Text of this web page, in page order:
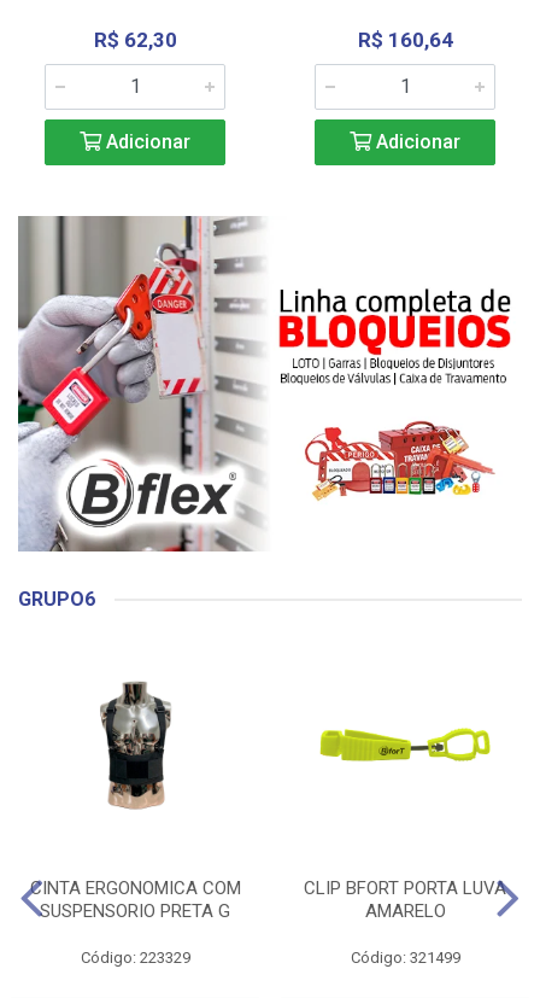
R$ 62,30
Adicionar
R$ 160,64
Adicionar
GRUPO6
CINTA ERGONOMICA COM
SUSPENSORIO PRETA G
Código: 223329
CLIP BFORT PORTA LUVA
AMARELO
Código: 321499